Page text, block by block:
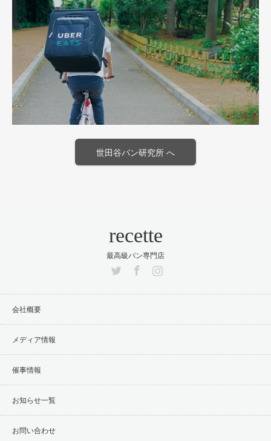
世田谷パン研究所 へ
recette
最高級パン専門店
Instagram
会社概要
メディア情報
催事情報
お知らせ一覧
お問い合わせ